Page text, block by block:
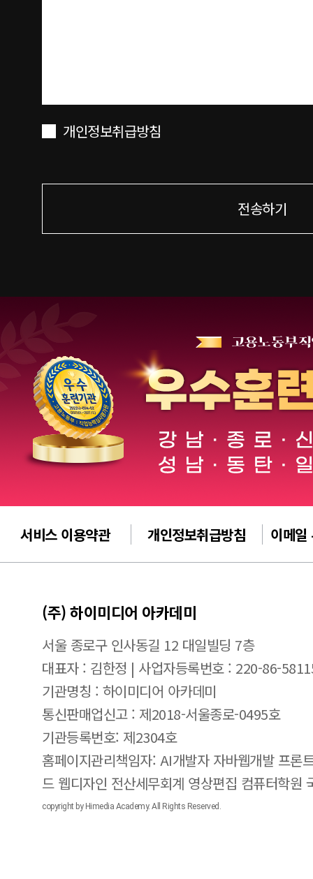
개인정보취급방침
전송하기
서비스 이용약관 개인정보취급방침 이메일
(주) 하이미디어 아카데미
서울 종로구 인사동길 12 대일빌딩 7층
대표자 : 김한정 | 사업자등록번호 : 220-86-
기관명칭 : 하이미디어 아카데미
통신판매업신고 : 제2018-서울종로-0495호
기관등록번호: 제2304호
홈페이지관리책임자: AI개발자 자바웹개발 프론
드 웹디자인 전산세무회계 영상편집 컴퓨터학원
copyright by Himedia Academy. All Rights Reserved.